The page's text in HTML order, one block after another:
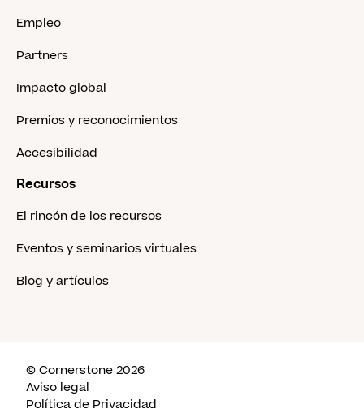
Empleo
Partners
Impacto global
Premios y reconocimientos
Accesibilidad
Recursos
El rincón de los recursos
Eventos y seminarios virtuales
Blog y artículos
© Cornerstone 2026
Aviso legal
Política de Privacidad